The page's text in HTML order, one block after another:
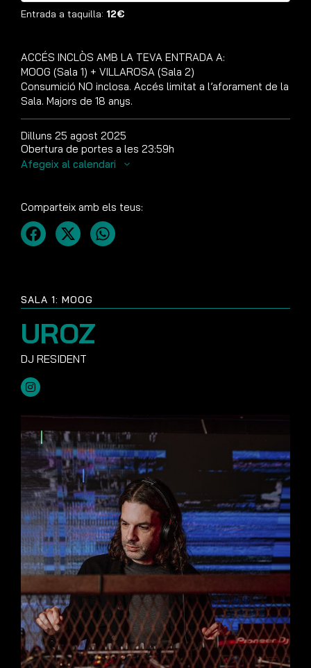
SALA 1: MOOG
UROZ
Entrada a taquilla: 12€
ACCÉS INCLÒS AMB LA TEVA ENTRADA A:
MOOG (Sala 1) + VILLAROSA (Sala 2)
Consumició NO inclosa. Accés limitat a l’aforament de la
Sala. Majors de 18 anys.
Dilluns 25 agost 2025
Obertura de portes a les 23:59h
Afegeix al calendari
Comparteix amb els teus: